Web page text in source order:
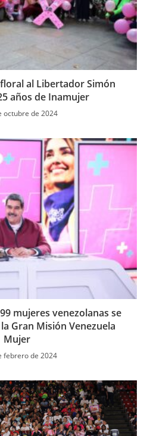
al Libertador Simón
años de Inamujer
octubre de 2024
mujeres venezolanas se
Gran Misión Venezuela
Mujer
febrero de 2024